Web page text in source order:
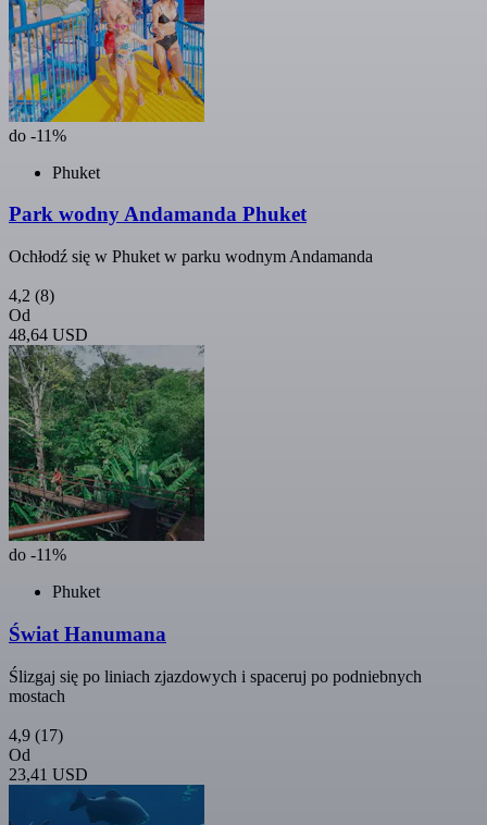
do -11%
Phuket
Park wodny Andamanda Phuket
Ochłodź się w Phuket w parku wodnym Andamanda
4,2 (8)
Od
48,64 USD
do -11%
Phuket
Świat Hanumana
Ślizgaj się po liniach zjazdowych i spaceruj po podniebnych
mostach
4,9 (17)
Od
23,41 USD